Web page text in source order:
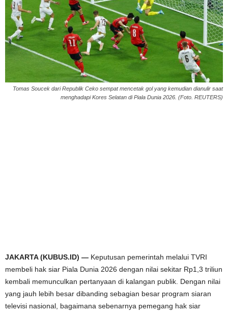
Tomas Soucek dari Republik Ceko sempat mencetak gol yang kemudian dianulir saat
menghadapi Kores Selatan di Piala Dunia 2026. (Foto. REUTERS)
JAKARTA (KUBUS.ID) — Keputusan pemerintah melalui TVRI
membeli hak siar Piala Dunia 2026 dengan nilai sekitar Rp1,3 triliun
kembali memunculkan pertanyaan di kalangan publik. Dengan nilai
yang jauh lebih besar dibanding sebagian besar program siaran
televisi nasional, bagaimana sebenarnya pemegang hak siar